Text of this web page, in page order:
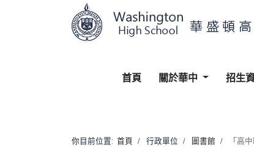
首頁 關於華中 招生
你目前位置: 首頁 行政單位 圖書館 「高